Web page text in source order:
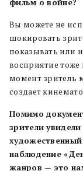
фильм о войне?
Вы можете не
шокировать
показывать или
восприятие
момент зритель
создает
Помимо
зрители
наблюдение
жанров — это